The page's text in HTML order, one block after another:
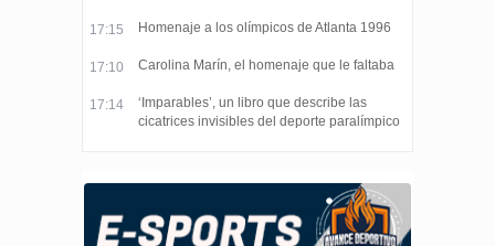
17:15 Homenaje a los olímpicos de Atlanta 1996
17:10 Carolina Marín, el homenaje que le faltaba
17:14
‘Imparables’, un libro que describe las
cicatrices invisibles del deporte paralímpico